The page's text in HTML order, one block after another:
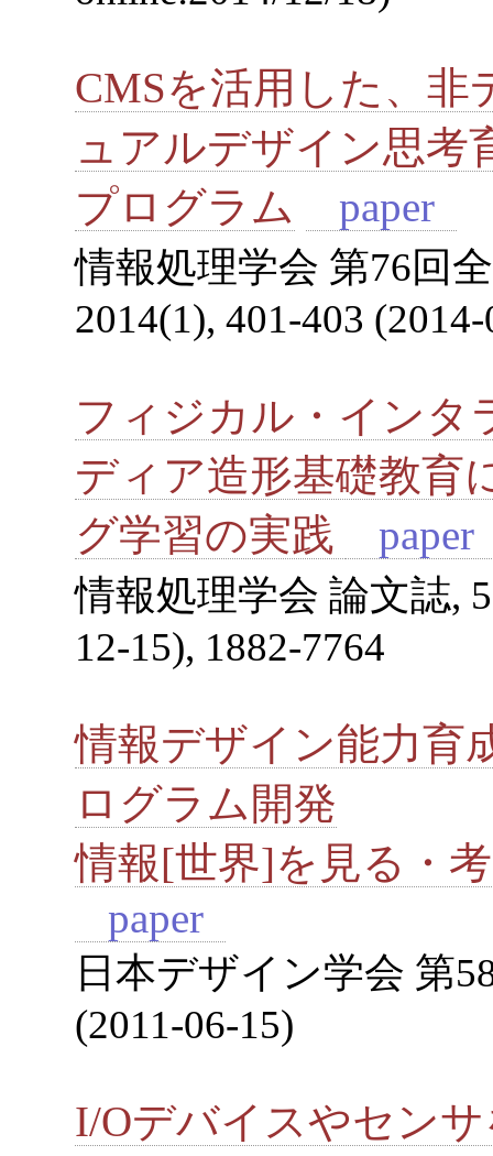
CMSを活用した、非
ュアルデザイン思考
プログラム
paper
情報処理学会 第76回
2014(1), 401-403
フィジカル・インタ
ディア造形基礎教育
グ学習の実践
情報処理学会 論文誌,
12-15), 1882-7764
情報デザイン能力育
ログラム開発
情報[世界]を見る・
paper
日本デザイン学会 第
(2011-06-15)
I/Oデバイスやセン